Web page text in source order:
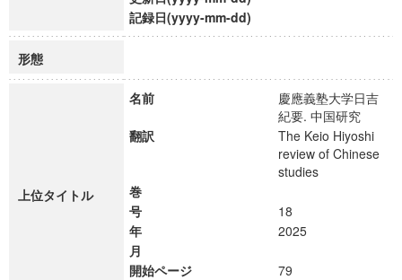
記録日(yyyy-mm-dd)
形態
上位タイトル
名前
慶應義塾大学日吉
紀要. 中国研究
翻訳
The Keio Hiyoshi
review of Chinese
studies
巻
号
18
年
2025
月
開始ページ
79